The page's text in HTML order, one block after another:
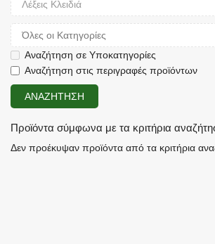
Αναζήτηση σε Υποκατηγορίες
Αναζήτηση στις περιγραφές προϊόντων
Προϊόντα σύμφωνα με τα κριτήρια
Δεν προέκυψαν προϊόντα από τα κριτήρια